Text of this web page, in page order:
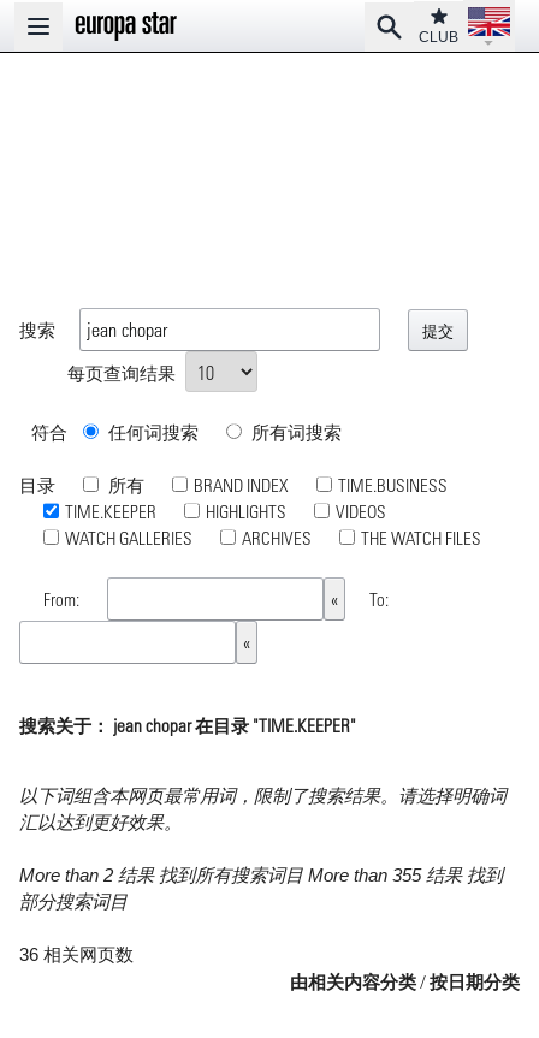
Open main menu
SearchClub
CLUB
Open
搜索
每页查询结果
符合 任何词搜索 所有词搜索
目录 所有 BRAND INDEX
TIME.BUSINESS
TIME.KEEPER
HIGHLIGHTS
VIDEOS
WATCH GALLERIES
ARCHIVES THE WATCH FILES
From: To:
搜索关于： jean chopar 在目录 "TIME.KEEPER"
以下词组含本网页最常用词，限制了搜索结果。请选择明确词
汇以达到更好效果。
More than 2 结果 找到所有搜索词目 More than 355 结果 找到
部分搜索词目
36 相关网页数
由相关内容分类/按日期分类